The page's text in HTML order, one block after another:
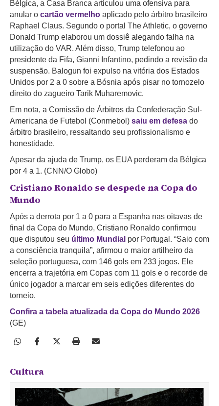
Bélgica, a Casa Branca articulou uma ofensiva para
anular o cartão vermelho aplicado pelo árbitro brasileiro
Raphael Claus. Segundo o portal The Athletic, o governo
Donald Trump elaborou um dossiê alegando falha na
utilização do VAR. Além disso, Trump telefonou ao
presidente da Fifa, Gianni Infantino, pedindo a revisão da
suspensão. Balogun foi expulso na vitória dos Estados
Unidos por 2 a 0 sobre a Bósnia após pisar no tornozelo
direito do zagueiro Tarik Muharemovic.
Em nota, a Comissão de Árbitros da Confederação Sul-
Americana de Futebol (Conmebol) saiu em defesa do
árbitro brasileiro, ressaltando seu profissionalismo e
honestidade.
Apesar da ajuda de Trump, os EUA perderam da Bélgica
por 4 a 1. (CNN/O Globo)
Cristiano Ronaldo se despede na Copa do
Mundo
Após a derrota por 1 a 0 para a Espanha nas oitavas de
final da Copa do Mundo, Cristiano Ronaldo confirmou
que disputou seu último Mundial por Portugal. “Saio com
a consciência tranquila”, afirmou o maior artilheiro da
seleção portuguesa, com 146 gols em 233 jogos. Ele
encerra a trajetória em Copas com 11 gols e o recorde de
único jogador a marcar em seis edições diferentes do
torneio.
Confira a tabela atualizada da Copa do Mundo 2026
(GE)
Cultura